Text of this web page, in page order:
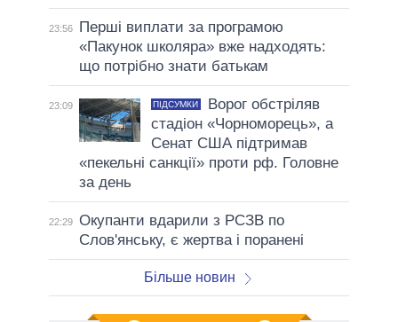
23:56
Перші виплати за програмою
«Пакунок школяра» вже надходять:
що потрібно знати батькам
23:09 ПІДСУМКИ
Ворог обстріляв
стадіон «Чорноморець», а
Сенат США підтримав
«пекельні санкції» проти рф. Головне
за день
22:29 Окупанти вдарили з РСЗВ по
Слов'янську, є жертва і поранені
Більше новин